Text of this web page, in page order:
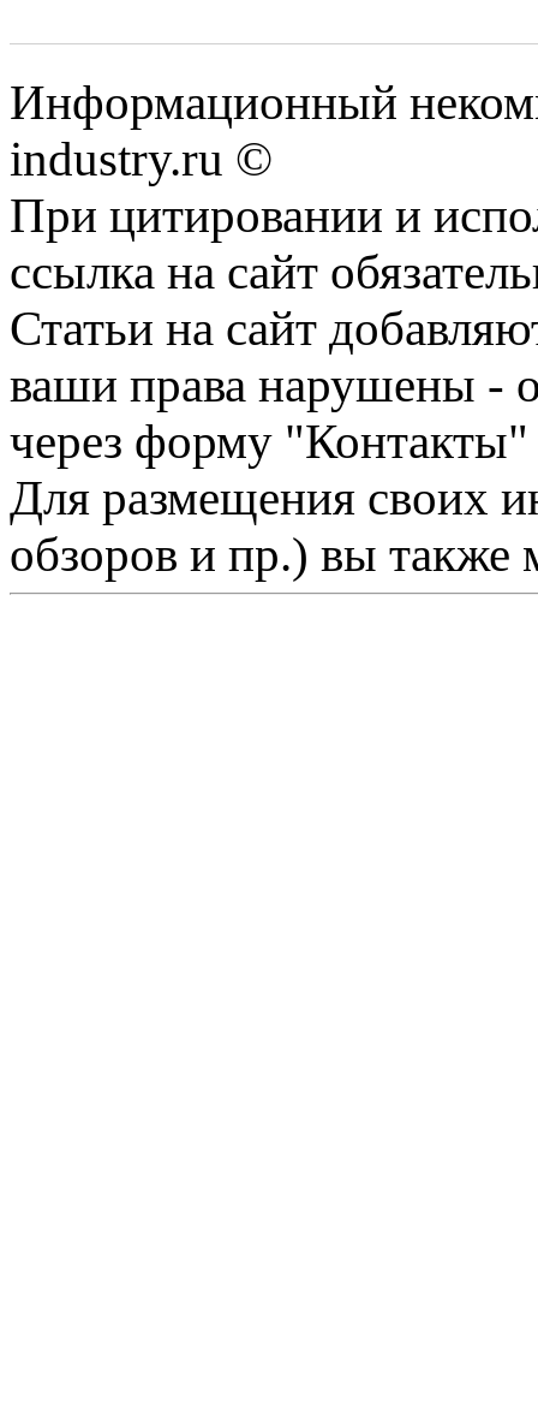
Информационный
industry.ru ©
При цитировании и
ссылка на сайт
Статьи на сайт
ваши права нарушены -
через форму "Контакты"
Для размещения своих
обзоров и пр.) вы также